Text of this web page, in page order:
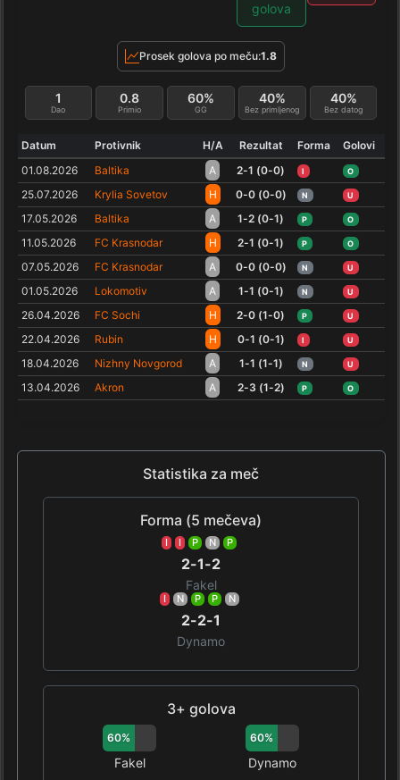
golova
Prosek golova po meču:1.8
Dao
1
Primio
0.8
GG
60%
Bez primljenog
40%
Bez datog
40%
Datum Protivnik H/A Rezultat Forma
Golovi
01.08.2026
Baltika A 2-1 (0-0) I O
25.07.2026 Krylia Sovetov H 0-0 (0-0) N U
17.05.2026 Baltika A 1-2 (0-1) P O
11.05.2026 FC Krasnodar H 2-1 (0-1) P O
07.05.2026 FC Krasnodar A 0-0 (0-0) N U
01.05.2026 Lokomotiv A 1-1 (0-1) N U
26.04.2026 FC Sochi H 2-0 (1-0) P U
22.04.2026 Rubin H 0-1 (0-1) I U
18.04.2026 Nizhny Novgorod A 1-1 (1-1) N U
13.04.2026 Akron A 2-3 (1-2) P O
Statistika za meč
Forma (5 mečeva)
I I P N P
2-1-2
Fakel
I N P P N
2-2-1
Dynamo
3+ golova
60%
Fakel
60%
Dynamo